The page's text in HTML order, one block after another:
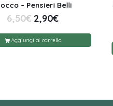
– Pensieri Belli
6,50€ 2,90€
Aggiungi al carrello